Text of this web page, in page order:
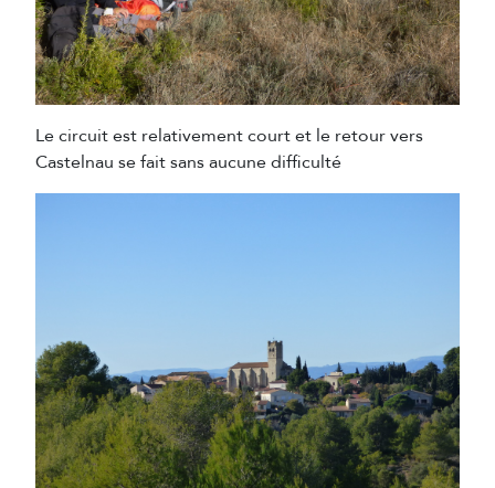
Le circuit est relativement court et le retour vers
Castelnau se fait sans aucune difficulté